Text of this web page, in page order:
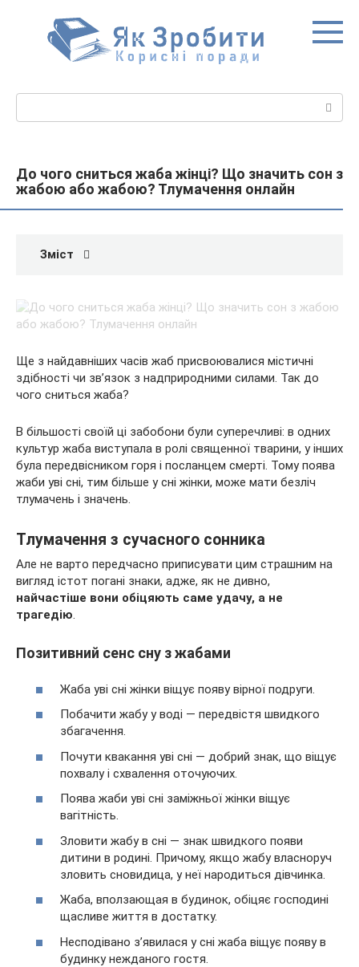
До чого сниться жаба жінці? Що значить сон з
жабою або жабою? Тлумачення онлайн
Зміст
Ще з найдавніших часів жаб присвоювалися містичні
здібності чи зв’язок з надприродними силами. Так до
чого сниться жаба?
В більшості своїй ці забобони були суперечливі: в одних
культур жаба виступала в ролі священної тварини, у інших
була передвісником горя і посланцем смерті. Тому поява
жаби уві сні, тим більше у сні жінки, може мати безліч
тлумачень і значень.
Тлумачення з сучасного сонника
Але не варто передчасно приписувати цим страшним на
вигляд істот погані знаки, адже, як не дивно,
найчастіше вони обіцяють саме удачу, а не
трагедію.
Позитивний сенс сну з жабами
Жаба уві сні жінки віщує появу вірної подруги.
Побачити жабу у воді — передвістя швидкого
збагачення.
Почути квакання уві сні — добрий знак, що віщує
похвалу і схвалення оточуючих.
Поява жаби уві сні заміжньої жінки віщує
вагітність.
Зловити жабу в сні — знак швидкого появи
дитини в родині. Причому, якщо жабу власноруч
зловить сновидица, у неї народиться дівчинка.
Жаба, вползающая в будинок, обіцяє господині
щасливе життя в достатку.
Несподівано з’явилася у сні жаба віщує появу в
будинку нежданого гостя.